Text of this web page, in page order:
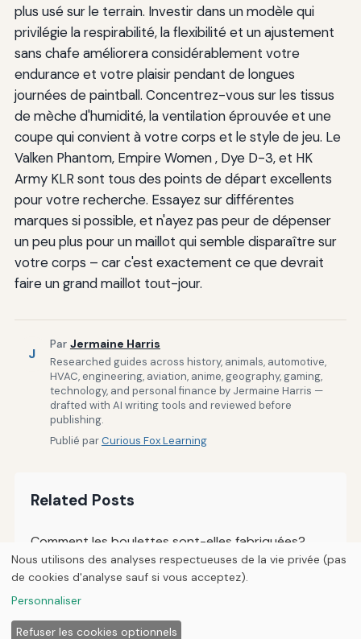
plus usé sur le terrain. Investir dans un modèle qui
privilégie la respirabilité, la flexibilité et un ajustement
sans chafe améliorera considérablement votre
endurance et votre plaisir pendant de longues
journées de paintball. Concentrez-vous sur les tissus
de mèche d'humidité, la ventilation éprouvée et une
coupe qui convient à votre corps et le style de jeu. Le
Valken Phantom, Empire Women , Dye D-3, et HK
Army KLR sont tous des points de départ excellents
pour votre recherche. Essayez sur différentes
marques si possible, et n'ayez pas peur de dépenser
un peu plus pour un maillot qui semble disparaître sur
votre corps – car c'est exactement ce que devrait
faire un grand maillot tout-jour.
J
Par Jermaine Harris
Researched guides across history, animals, automotive,
HVAC, engineering, aviation, anime, geography, gaming,
technology, and personal finance by Jermaine Harris —
drafted with AI writing tools and reviewed before
publishing.
Publié parCurious Fox Learning
Related Posts
Comment les boulettes sont-elles fabriquées?
© 2026Curious Fox Learning
Nous utilisons des analyses respectueuses de la vie privée (pas
de cookies d'analyse sauf si vous acceptez).
Personnaliser
Refuser les cookies optionnels